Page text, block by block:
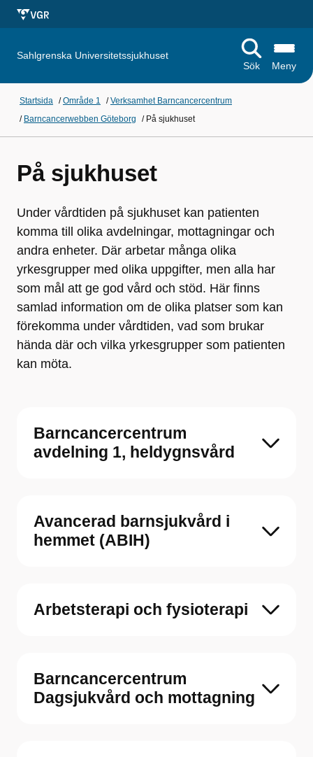
Sahlgrenska Universitetssjukhuset
Sök
Meny
Startsida /Område 1 /Verksamhet Barncancercentrum
/ Barncancerwebben Göteborg / På sjukhuset
På sjukhuset
Under vårdtiden på sjukhuset kan patienten
komma till olika avdelningar, mottagningar och
andra enheter. Där arbetar många olika
yrkesgrupper med olika uppgifter, men alla har
som mål att ge god vård och stöd. Här finns
samlad information om de olika platser som kan
förekomma under vårdtiden, vad som brukar
hända där och vilka yrkesgrupper som patienten
kan möta.
Barncancercentrum
avdelning 1, heldygnsvård
Avancerad barnsjukvård i
hemmet (ABIH)
Arbetsterapi och fysioterapi
Barncancercentrum
Dagsjukvård och mottagning